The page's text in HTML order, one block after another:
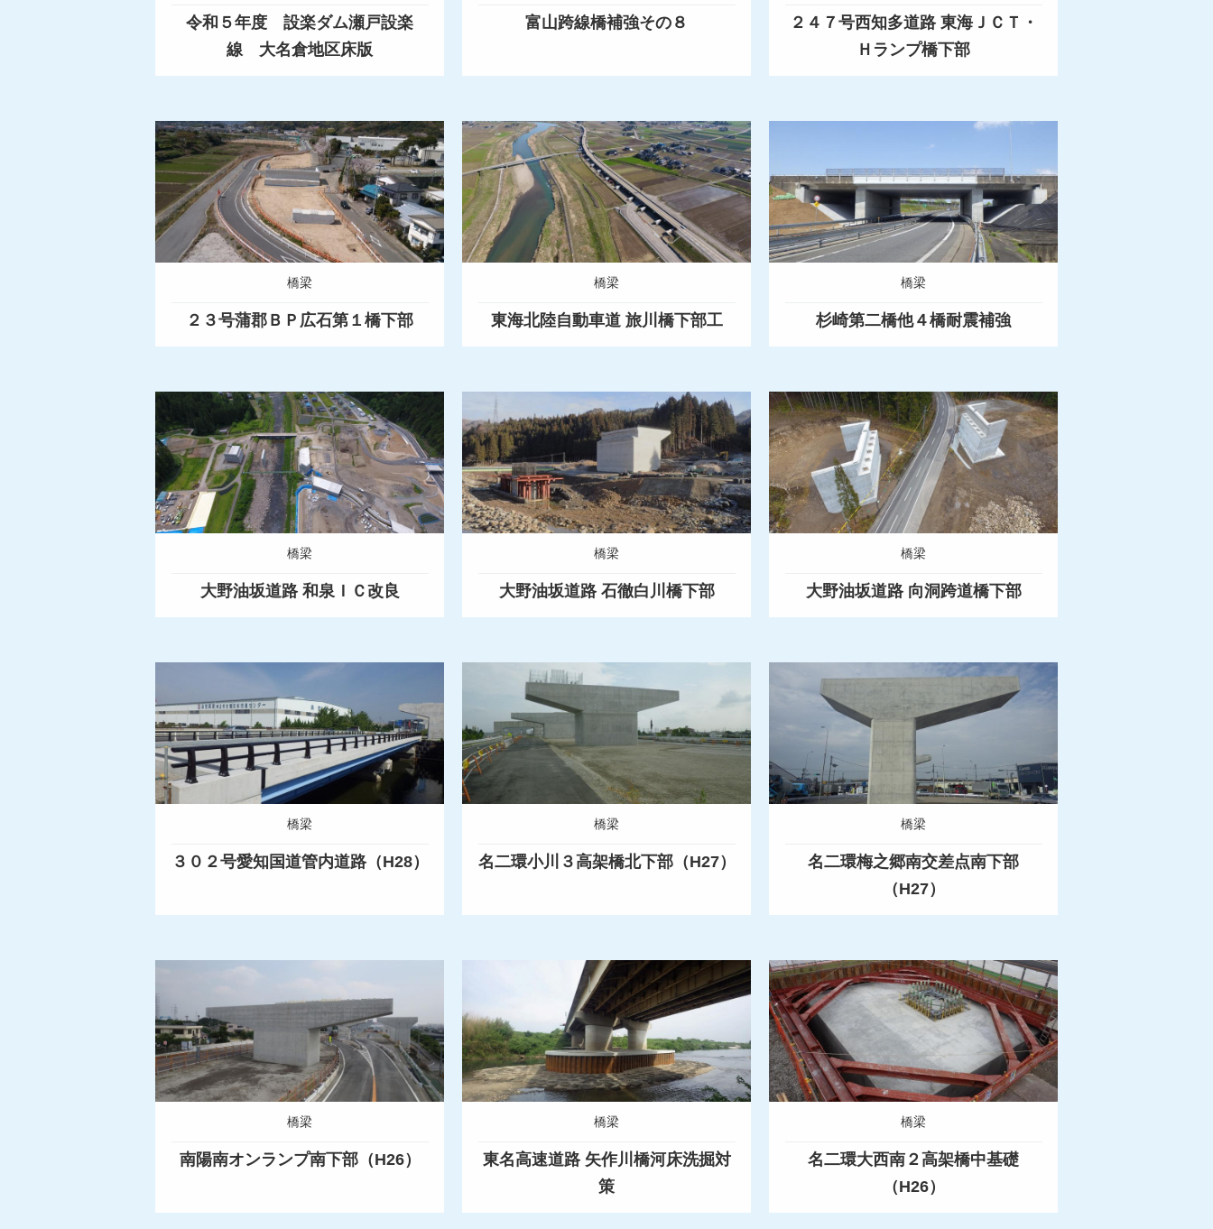
令和５年度 設楽ダム瀬戸設楽
線 大名倉地区床版
富山跨線橋補強その８
２４７号西知多道路 東海ＪＣＴ・
Ｈランプ橋下部
橋梁
２３号蒲郡ＢＰ広石第１橋下部
橋梁
東海北陸自動車道 旅川橋下部工
橋梁
杉崎第二橋他４橋耐震補強
橋梁
大野油坂道路 和泉ＩＣ改良
橋梁
大野油坂道路 石徹白川橋下部
橋梁
大野油坂道路 向洞跨道橋下部
橋梁
３０２号愛知国道管内道路（H28）
橋梁
名二環小川３高架橋北下部（H27）
橋梁
名二環梅之郷南交差点南下部
（H27）
橋梁
南陽南オンランプ南下部（H26）
橋梁
東名高速道路 矢作川橋河床洗掘対
策
橋梁
名二環大西南２高架橋中基礎
（H26）